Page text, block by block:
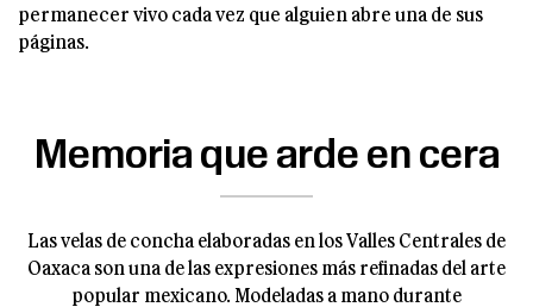
permanecer vivo cada vez que alguien abre una de sus
páginas.
Memoria que arde en cera
Las velas de concha elaboradas en los Valles Centrales de
Oaxaca son una de las expresiones más refinadas del arte
popular mexicano. Modeladas a mano durante